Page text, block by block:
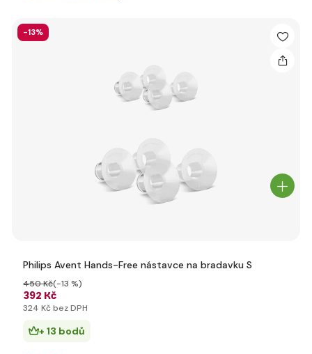
-13%
Philips Avent Hands-Free nástavce na bradavku S
392 Kč
450 Kč(-13 %)
324 Kč bez DPH
+ 13 bodů